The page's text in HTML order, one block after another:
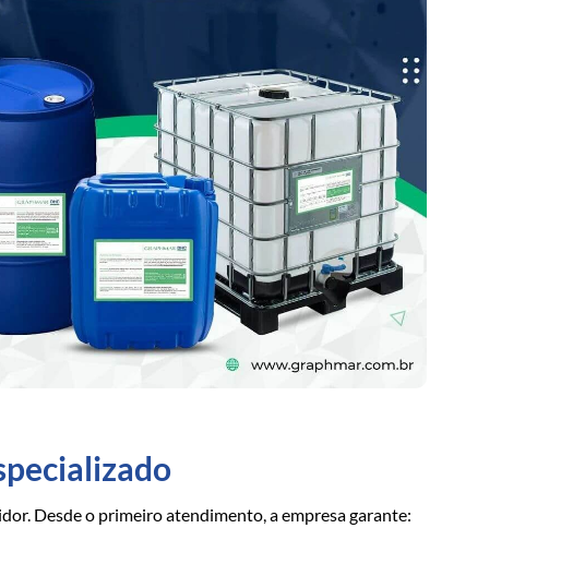
Desde o primeiro atendimento, a empresa garante: